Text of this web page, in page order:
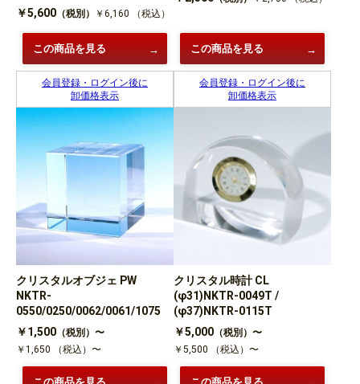
￥5,600 （税別） ￥6,160 （税込）
この商品を見る
会員登録・ログイン後に
卸価格表示
この商品を見る
会員登録・ログイン後に
卸価格表示
クリスタルオブジェ PW
NKTR-
0550/0250/0062/0061/1075
￥1,500 （税別）〜
￥1,650
（税込）〜
クリスタル時計 CL
(φ31)NKTR-0049T /
(φ37)NKTR-0115T
￥5,000 （税別）〜
￥5,500
（税込）〜